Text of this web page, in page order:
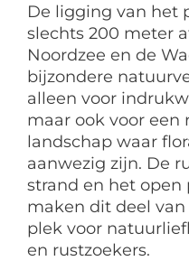
De ligging van het
slechts 200 meter
Noordzee en de
bijzondere
alleen voor
maar ook voor een
landschap waar
aanwezig zijn. De
strand en het open
maken dit deel
plek voor
en rustzoekers.